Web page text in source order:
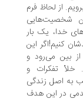
فرم
شخصیت‌هایی
یک بار
این
می‌رود و
و
زندگی
این هدف